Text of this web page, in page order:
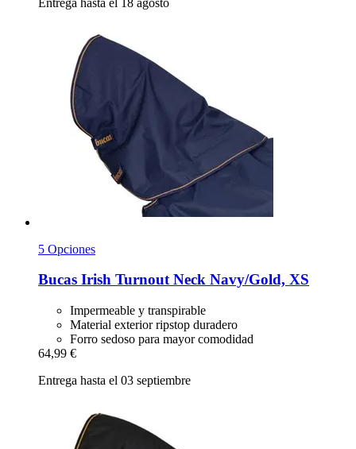
5 Opciones
Bucas Irish Turnout Neck Navy/Gold, XS
Impermeable y transpirable
Material exterior ripstop duradero
Forro sedoso para mayor comodidad
64,99 €
Entrega hasta el 03 septiembre